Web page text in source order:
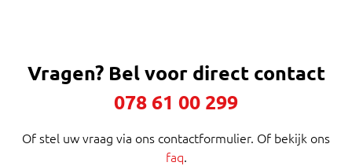
Vragen? Bel voor direct contact
078 61 00 299
Of stel uw vraag via ons contactformulier. Of bekijk ons
faq.